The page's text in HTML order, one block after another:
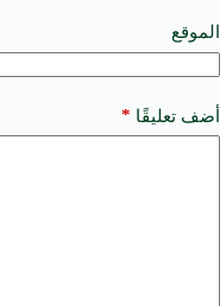
الموقع
أضف تعليقًا *
e
: